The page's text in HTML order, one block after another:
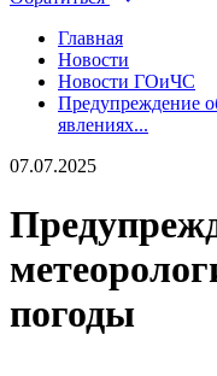
Главная
Новости
Новости ГОиЧС
Предупреждение
явлениях...
07.07.2025
погоды